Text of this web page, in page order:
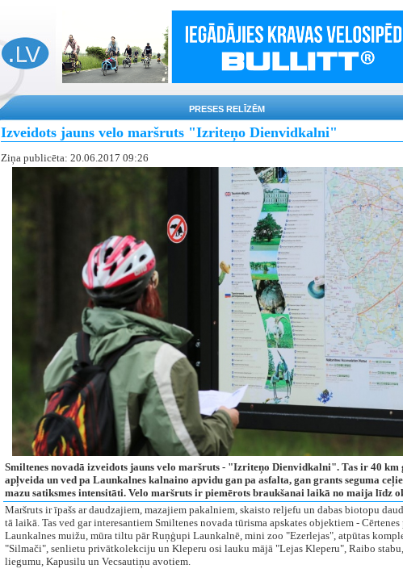
PRESES RELĪZĒM
Izveidots jauns velo maršruts "Izriteņo Dienvidkalni"
Ziņa publicēta: 20.06.2017 09:26
Smiltenes novadā izveidots jauns velo maršruts - "Izriteņo Dienvidkalni". Tas ir 40 km
apļveida un ved pa Launkalnes kalnaino apvidu gan pa asfalta, gan grants seguma
mazu satiksmes intensitāti. Velo maršruts ir piemērots braukšanai laikā no maija līdz
Maršruts ir īpašs ar daudzajiem, mazajiem pakalniem, skaisto reljefu un dabas biotopu
tā laikā. Tas ved gar interesantiem Smiltenes novada tūrisma apskates objektiem -
Launkalnes muižu, mūra tiltu pār Ruņģupi Launkalnē, mini zoo "Ezerlejas", atpūtas
"Silmači", senlietu privātkolekciju un Kleperu osi lauku mājā "Lejas Kleperu", Raibo
liegumu, Kapusilu un Vecsautiņu avotiem.